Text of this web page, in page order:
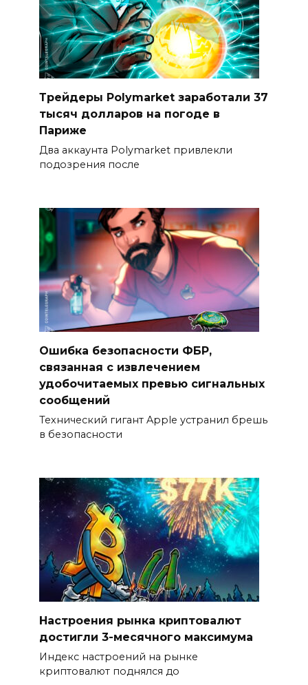
Трейдеры Polymarket заработали 37
тысяч долларов на погоде в
Париже
Два аккаунта Polymarket привлекли
подозрения после
Ошибка безопасности ФБР,
связанная с извлечением
удобочитаемых превью сигнальных
сообщений
Технический гигант Apple устранил брешь
в безопасности
Настроения рынка криптовалют
достигли 3-месячного максимума
Индекс настроений на рынке
криптовалют поднялся до